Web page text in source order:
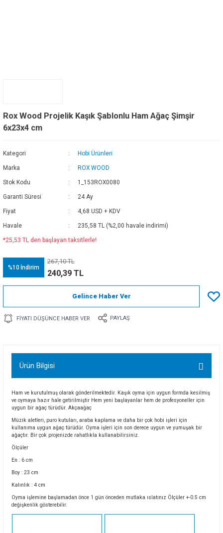
Rox Wood Projelik Kaşık Şablonlu Ham Ağaç Şimşir
6x23x4 cm
Kategori Hobi Ürünleri
Marka ROX WOOD
Stok Kodu 1_153ROX0080
Garanti Süresi 24 Ay
Fiyat 4,68 USD + KDV
Havale 235,58 TL (%2,00 havale indirimi)
*25,53 TL den başlayan taksitlerle!
%10 İndirim
267,10 TL
240,39 TL
Gelince Haber Ver
FIYATI DÜŞÜNCE HABER VER PAYLAŞ
Ürün Bilgisi
Ham ve kurutulmuş olarak gönderilmektedir. Kaşık oyma için uygun formda kesilmiş
ve oymaya hazır hale getirilmiştir Hem yeni başlayanlar hem de profesyoneller için
uygun bir ağaç türüdür. Akçaağaç
Müzik aletleri, puro kutuları, araba kaplama ve daha bir çok hobi işleri için
kullanıma uygun ağaç türüdür. Oyma işleri için son derece uygun ve yumuşak bir
ağaçtır. Bir çok projenizde rahatlıkla kullanabilirsiniz.
Ölçüler
En : 6 cm
Boy : 23 cm
Kalınlık : 4 cm
Oyma işlemine başlamadan önce 1 gün önceden mutlaka ıslatınız Ölçüler +-0.5 cm
değişkenlik gösterebilir.